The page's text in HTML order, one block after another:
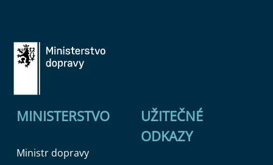
MINISTERSTVO
Ministr dopravy
UŽITEČNÉ
ODKAZY